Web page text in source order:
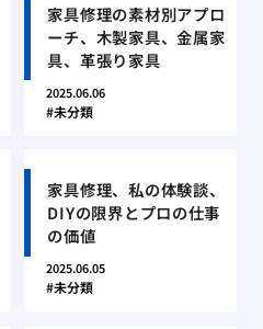
家具修理の素材別アプロ
ーチ、木製家具、金属家
具、革張り家具
2025.06.06
未分類
家具修理、私の体験談、
DIYの限界とプロの仕事
の価値
2025.06.05
未分類